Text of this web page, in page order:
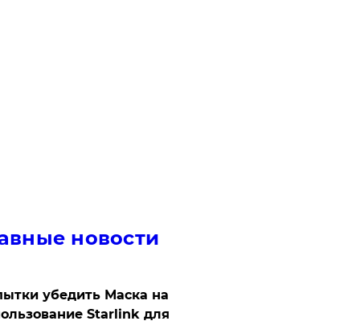
новости
убедить Маска на
Starlink для